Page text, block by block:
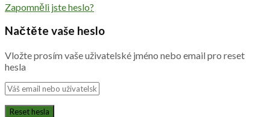
Zapomněli jste heslo?
Načtěte vaše heslo
Vložte prosím vaše uživatelské jméno nebo email pro reset
hesla